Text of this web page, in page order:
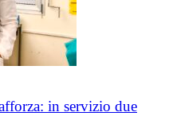
in servizio due